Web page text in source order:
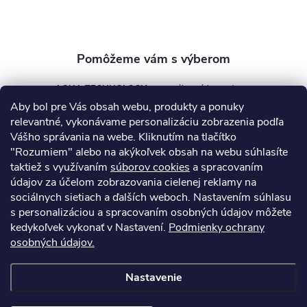
Aby bol pre Vás obsah webu, produkty a ponuky
relevantné, vykonávame personalizáciu zobrazenia podľa
Vášho správania na webe. Kliknutím na tlačítko
"Rozumiem" alebo na akýkoľvek obsah na webu súhlasíte
taktiež s využívaním súborov cookies a spracovaním
údajov za účelom zobrazovania cielenej reklamy na
sociálnych sietiach a ďalších weboch. Nastavením súhlasu
s personalizáciou a spracovaním osobných údajov môžete
kedykoľvek vykonať v Nastavení. Podmienky ochrany
osobných údajov.
Nastavenie
AQUA TECHNOLOGY s.r.o.
info @aquatechnology.sk
+421 911 991 394
Informácie pre vás
Kontakty Obchodné podmienky